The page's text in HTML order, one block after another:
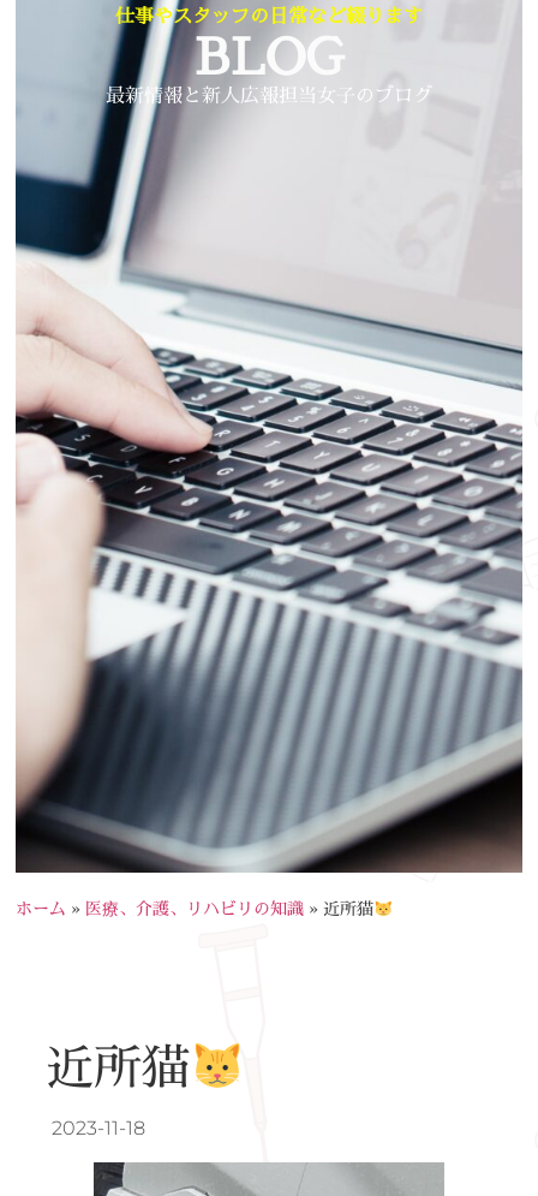
仕事やスタッフの日常など綴ります
BLOG
最新情報と新人広報担当女子のブログ
ホーム » 医療、介護、リハビリの知識 »近所猫
近所猫
2023-11-18